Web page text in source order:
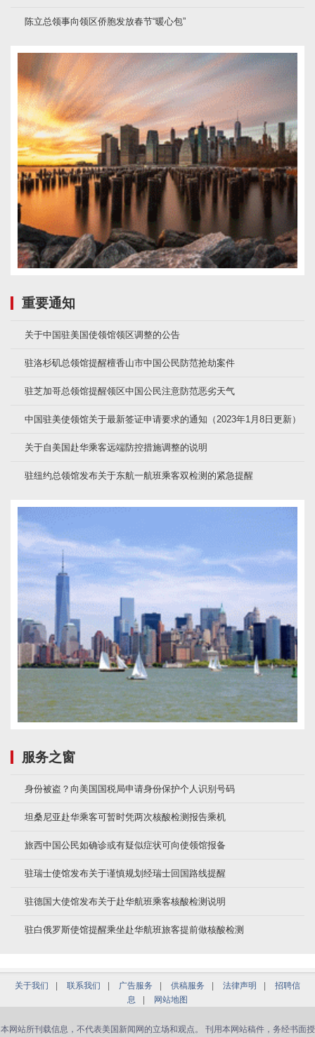
陈立总领事向领区侨胞发放春节“暖心包”
重要通知
关于中国驻美国使领馆领区调整的公告
驻洛杉矶总领馆提醒檀香山市中国公民防范抢劫案件
驻芝加哥总领馆提醒领区中国公民注意防范恶劣天气
中国驻美使领馆关于最新签证申请要求的通知（2023年1月8日更新）
关于自美国赴华乘客远端防控措施调整的说明
驻纽约总领馆发布关于东航一航班乘客双检测的紧急提醒
服务之窗
身份被盗？向美国国税局申请身份保护个人识别号码
坦桑尼亚赴华乘客可暂时凭两次核酸检测报告乘机
旅西中国公民如确诊或有疑似症状可向使领馆报备
驻瑞士使馆发布关于谨慎规划经瑞士回国路线提醒
驻德国大使馆发布关于赴华航班乘客核酸检测说明
驻白俄罗斯使馆提醒乘坐赴华航班旅客提前做核酸检测
关于我们 | 联系我们 | 广告服务 | 供稿服务 | 法律声明 |
招聘信
息
| 网站地图
本网站所刊载信息，不代表美国新闻网的立场和观点。 刊用本网站稿件，务经书面授